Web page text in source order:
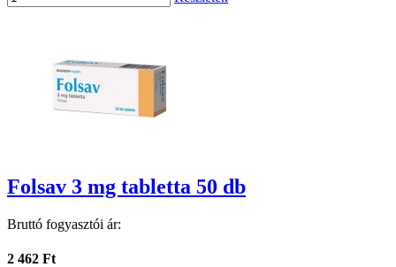
Folsav 3 mg tabletta 50 db
Bruttó fogyasztói ár:
2 462 Ft